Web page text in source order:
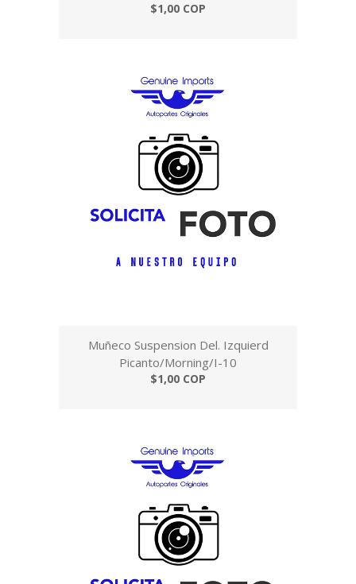
$1,00 COP
Muñeco Suspension Del. Izquierd
Picanto/Morning/I-10
$1,00 COP